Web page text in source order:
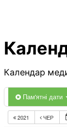
Календар
Пам'ятні дати
2021 ЧЕР